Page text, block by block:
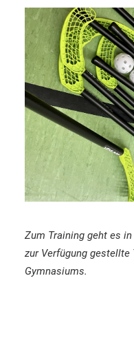
Zum Training geht es
zur Verfügung gestellte
Gymnasiums.